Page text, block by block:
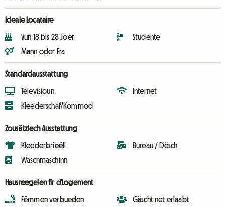
Ideale Locataire
Vun 18 bis 28 Joer
Mann oder Fra
Studente
Standardausstattung
Televisioun
Kleederschaf/Kommod
Internet
Zousätzlech Ausstattung
Kleederbrieëll
Wäschmaschinn
Bureau / Dësch
Hausreegelen fir d'Logement
Fëmmen verbueden
Gäscht net erlaabt